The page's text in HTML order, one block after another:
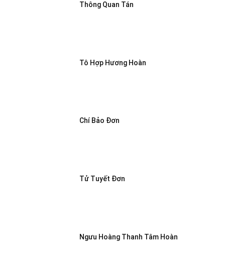
Thông Quan Tán
Tô Hợp Hương Hoàn
Chí Bảo Đơn
Tử Tuyết Đơn
Ngưu Hoàng Thanh Tâm Hoàn